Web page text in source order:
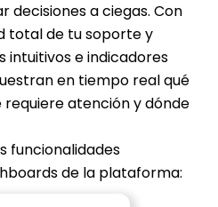
decisiones a ciegas. Con
total de tu soporte y
intuitivos e indicadores
en tiempo real qué
requiere atención y dónde
funcionalidades
de la plataforma: